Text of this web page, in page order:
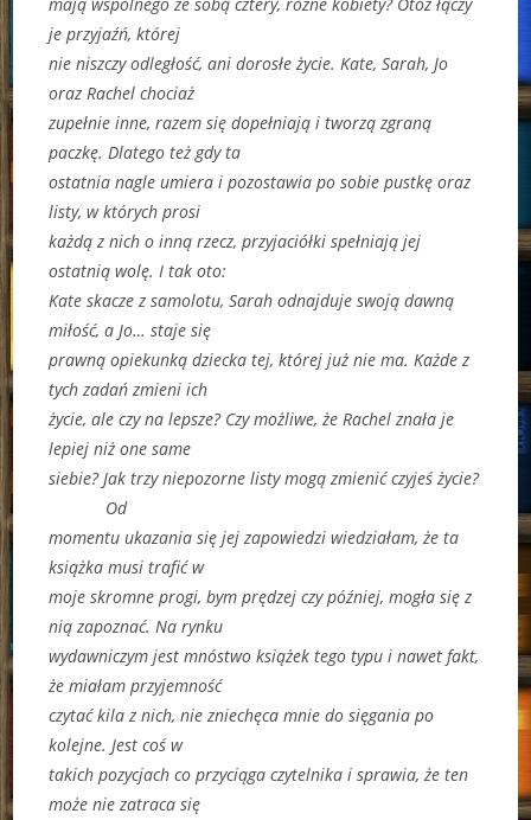
je przyjaźń, której
nie niszczy odległość, ani dorosłe życie. Kate, Sarah, Jo
oraz Rachel chociaż
zupełnie inne, razem się dopełniają i tworzą zgraną
paczkę. Dlatego też gdy ta
ostatnia nagle umiera i pozostawia po sobie pustkę oraz
listy, w których prosi
każdą z nich o inną rzecz, przyjaciółki spełniają jej
ostatnią wolę. I tak oto:
Kate skacze z samolotu, Sarah odnajduje swoją dawną
miłość, a Jo… staje się
prawną opiekunką dziecka tej, której już nie ma. Każde z
tych zadań zmieni ich
życie, ale czy na lepsze? Czy możliwe, że Rachel znała je
lepiej niż one same
siebie? Jak trzy niepozorne listy mogą zmienić czyjeś życie?
Od
momentu ukazania się jej zapowiedzi wiedziałam, że ta
książka musi trafić w
moje skromne progi, bym prędzej czy później, mogła się z
nią zapoznać. Na rynku
wydawniczym jest mnóstwo książek tego typu i nawet fakt,
że miałam przyjemność
czytać kila z nich, nie zniechęca mnie do sięgania po
kolejne. Jest coś w
takich pozycjach co przyciąga czytelnika i sprawia, że ten
może nie zatraca się